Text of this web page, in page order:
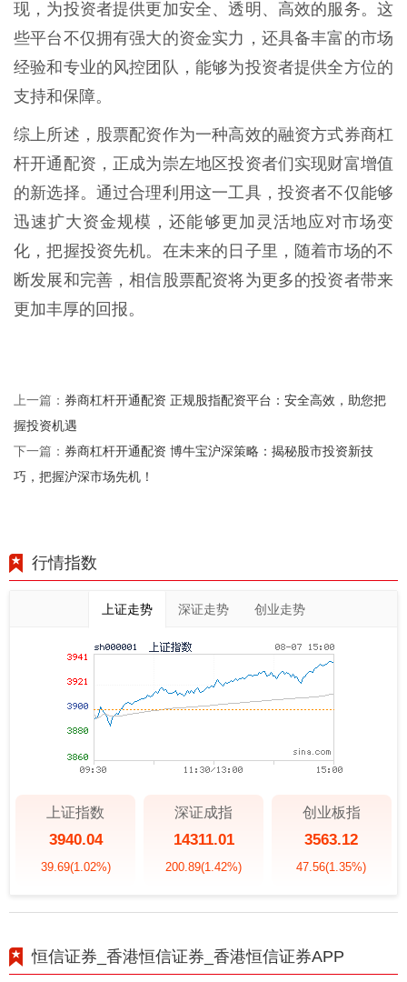
现，为投资者提供更加安全、透明、高效的服务。这
些平台不仅拥有强大的资金实力，还具备丰富的市场
经验和专业的风控团队，能够为投资者提供全方位的
支持和保障。
综上所述，股票配资作为一种高效的融资方式券商杠
杆开通配资，正成为崇左地区投资者们实现财富增值
的新选择。通过合理利用这一工具，投资者不仅能够
迅速扩大资金规模，还能够更加灵活地应对市场变
化，把握投资先机。在未来的日子里，随着市场的不
断发展和完善，相信股票配资将为更多的投资者带来
更加丰厚的回报。
上一篇： 券商杠杆开通配资 正规股指配资平台：安全高效，助您把
握投资机遇
下一篇： 券商杠杆开通配资 博牛宝沪深策略：揭秘股市投资新技
巧，把握沪深市场先机！
行情指数
上证走势 深证走势 创业走势
上证指数
3940.04
39.69(1.02%)
深证成指
14311.01
200.89(1.42%)
创业板指
3563.12
47.56(1.35%)
恒信证券_香港恒信证券_香港恒信证券APP